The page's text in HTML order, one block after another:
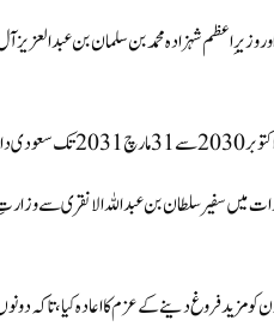
اعظم شہزادہ محمد بن سلمان بن
ہوگی۔
میں سفیر سلطان بن عبداللہ الانقری سے
مزید فروغ دینے کے عزم کا اعادہ کیا، تاکہ